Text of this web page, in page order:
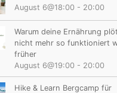
August 6@18:00- 20:00
Warum deine Ernährung
nicht mehr so funktioniert
früher
August 6@19:00- 20:00
Hike & Learn Bergcamp für